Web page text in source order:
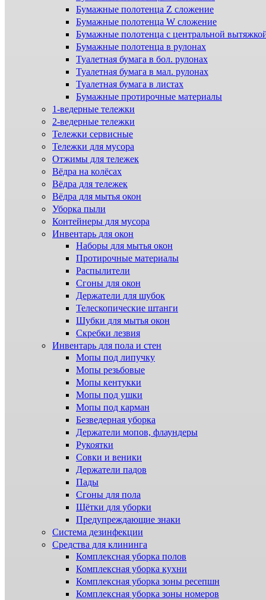
Бумажные полотенца Z сложение
Бумажные полотенца W сложение
Бумажные полотенца с центральной
Бумажные полотенца в рулонах
Туалетная бумага в бол. рулонах
Туалетная бумага в мал. рулонах
Туалетная бумага в листах
Бумажные протирочные материалы
1-ведерные тележки
2-ведерные тележки
Тележки сервисные
Тележки для мусора
Отжимы для тележек
Вёдра на колёсах
Вёдра для тележек
Вёдра для мытья окон
Уборка пыли
Контейнеры для мусора
Инвентарь для окон
Наборы для мытья окон
Протирочные материалы
Распылители
Сгоны для окон
Держатели для шубок
Телескопические штанги
Шубки для мытья окон
Скребки лезвия
Инвентарь для пола и стен
Мопы под липучку
Мопы резьбовые
Мопы кентукки
Мопы под ушки
Мопы под карман
Безведерная уборка
Держатели мопов, флаундеры
Рукоятки
Совки и веники
Держатели падов
Пады
Сгоны для пола
Щётки для уборки
Предупреждающие знаки
Система дезинфекции
Cредства для клининга
Комплексная уборка полов
Комплексная уборка кухни
Комплексная уборка зоны ресепшн
Комплексная уборка зоны номеров